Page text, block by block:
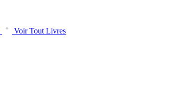
Voir Tout Livres